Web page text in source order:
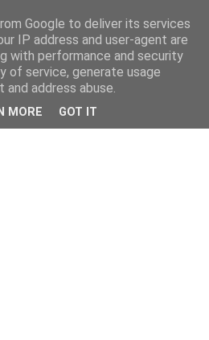
Google to deliver its services
IP address and user-agent are
with performance and security
of service, generate usage
address abuse.
MORE GOT IT